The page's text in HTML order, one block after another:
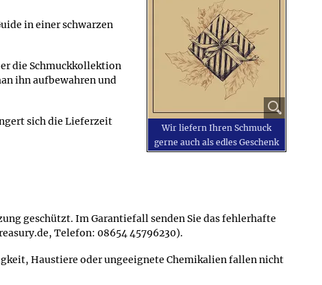
Wir liefern Ihren Schmuck
gerne auch als edles Geschenk
in einer schwarzen
die Schmuckkollektion
ihn aufbewahren und
sich die Lieferzeit
geschützt. Im Garantiefall senden Sie das fehlerhafte
Telefon: 08654 45796230).
Haustiere oder ungeeignete Chemikalien fallen nicht